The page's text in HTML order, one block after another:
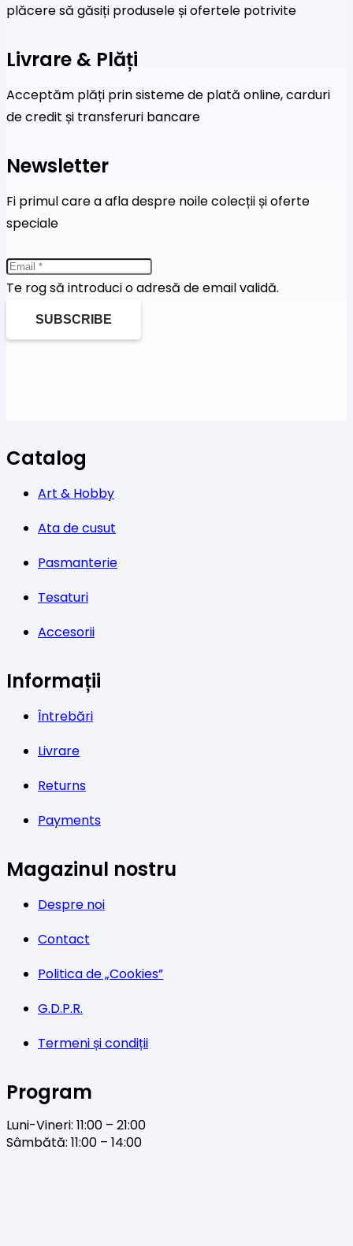
plăcere să găsiți produsele și ofertele potrivite
Livrare & Plăți
Acceptăm plăți prin sisteme de plată online, carduri
de credit și transferuri bancare
Newsletter
Fi primul care a afla despre noile colecții și oferte
speciale
Te rog să introduci o adresă de email validă.
SUBSCRIBE
Catalog
Art & Hobby
Ata de cusut
Pasmanterie
Tesaturi
Accesorii
Informații
Întrebări
Livrare
Returns
Payments
Magazinul nostru
Despre noi
Contact
Politica de „Cookies”
G.D.P.R.
Termeni și condiții
Program
Luni-Vineri: 11:00 – 21:00
Sâmbătă: 11:00 – 14:00